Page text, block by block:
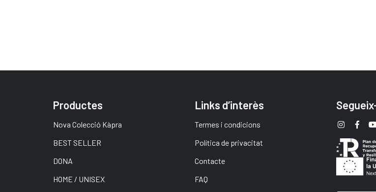
Productes
Nova Colecció Kàpra
BEST SELLER
DONA
HOME / UNISEX
Links d’interès
Termes i condicions
Política de privacitat
Contacte
FAQ